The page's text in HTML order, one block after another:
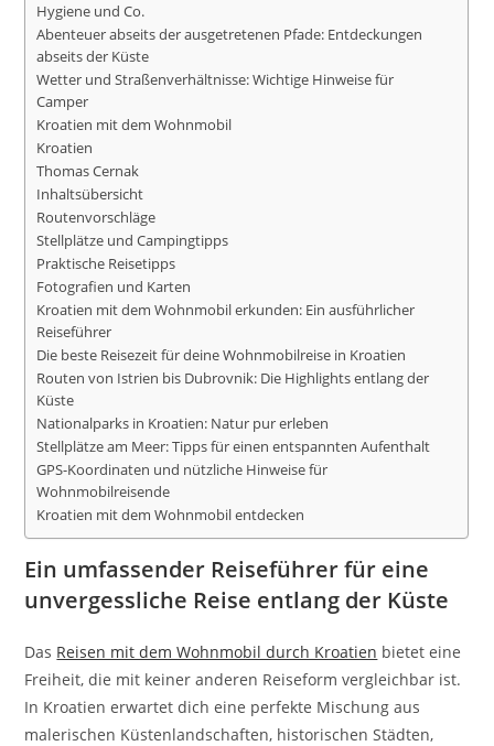
Hygiene und Co.
Abenteuer abseits der ausgetretenen Pfade: Entdeckungen
abseits der Küste
Wetter und Straßenverhältnisse: Wichtige Hinweise für
Camper
Kroatien mit dem Wohnmobil
Kroatien
Thomas Cernak
Inhaltsübersicht
Routenvorschläge
Stellplätze und Campingtipps
Praktische Reisetipps
Fotografien und Karten
Kroatien mit dem Wohnmobil erkunden: Ein ausführlicher
Reiseführer
Die beste Reisezeit für deine Wohnmobilreise in Kroatien
Routen von Istrien bis Dubrovnik: Die Highlights entlang der
Küste
Nationalparks in Kroatien: Natur pur erleben
Stellplätze am Meer: Tipps für einen entspannten Aufenthalt
GPS-Koordinaten und nützliche Hinweise für
Wohnmobilreisende
Kroatien mit dem Wohnmobil entdecken
Ein umfassender Reiseführer für eine
unvergessliche Reise entlang der Küste
Das Reisen mit dem Wohnmobil durch Kroatien bietet eine
Freiheit, die mit keiner anderen Reiseform vergleichbar ist.
In Kroatien erwartet dich eine perfekte Mischung aus
malerischen Küstenlandschaften, historischen Städten,